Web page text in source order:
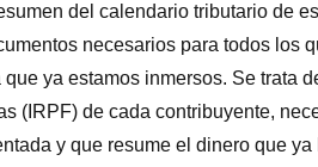
del calendario tributario de
necesarios para todos los
ya estamos inmersos. Se trata
(IRPF) de cada contribuyente,
y que resume el dinero que